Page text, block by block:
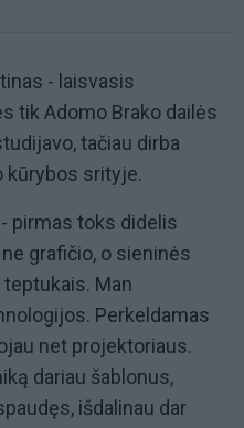
- laisvasis
tik Adomo Brako dailės
tačiau dirba
kūrybos srityje.
pirmas toks didelis
grafičio, o sieninės
Man
Perkeldamas
net projektoriaus.
dariau šablonus,
išdalinau dar